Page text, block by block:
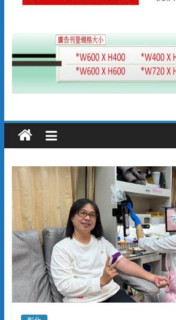
大免費園區首日吸三
起於無心成於熱愛
水墨個展